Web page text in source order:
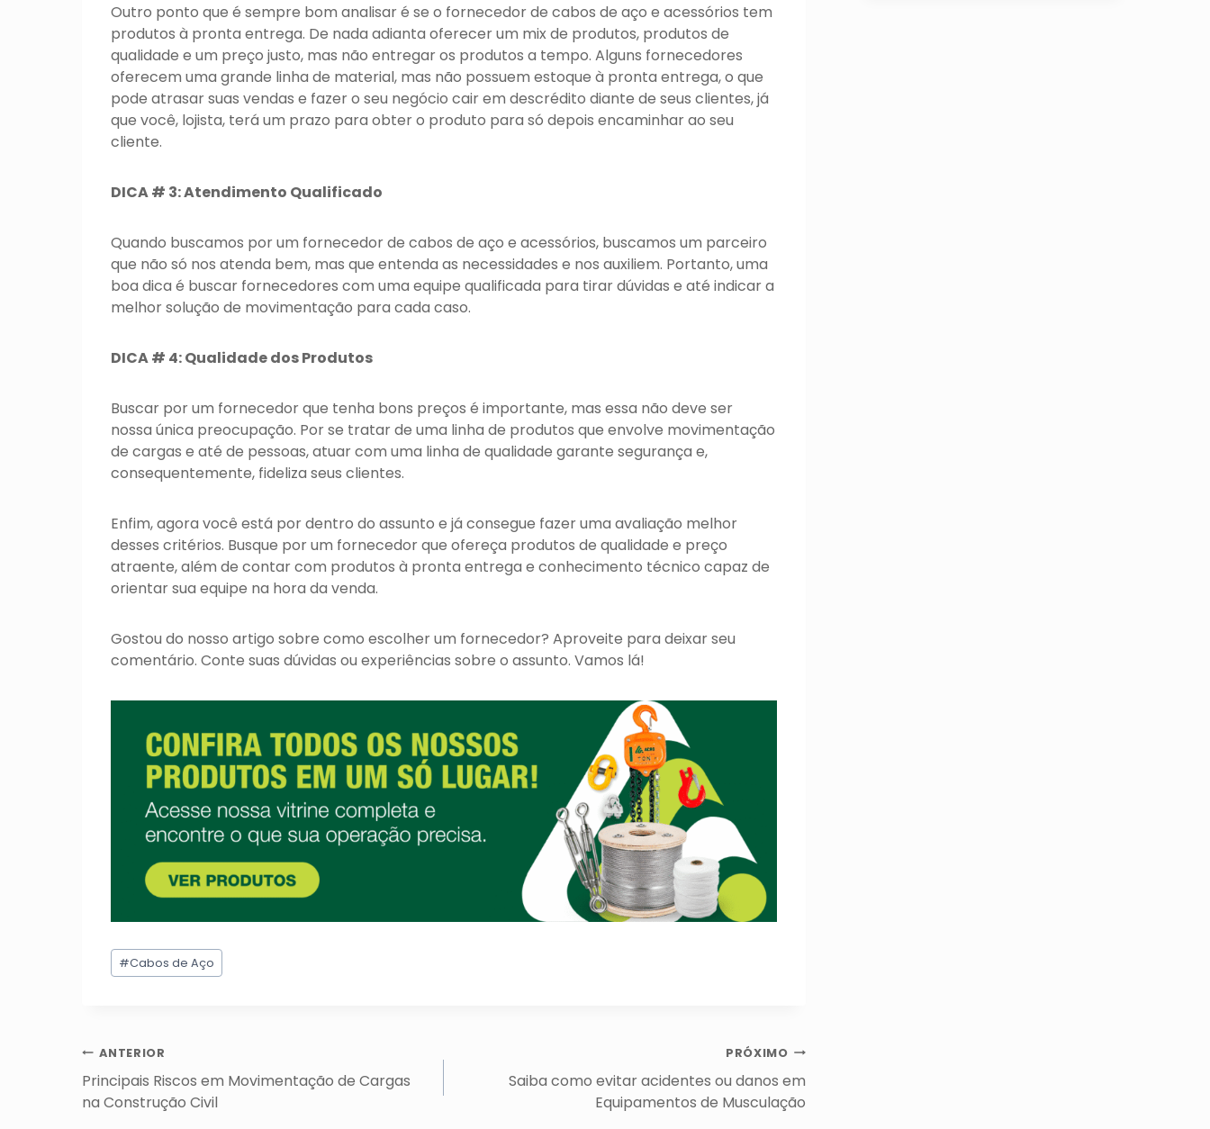
Outro ponto que é sempre bom analisar é se o fornecedor de cabos de aço e acessórios tem
produtos à pronta entrega. De nada adianta oferecer um mix de produtos, produtos de
qualidade e um preço justo, mas não entregar os produtos a tempo. Alguns fornecedores
oferecem uma grande linha de material, mas não possuem estoque à pronta entrega, o que
pode atrasar suas vendas e fazer o seu negócio cair em descrédito diante de seus clientes, já
que você, lojista, terá um prazo para obter o produto para só depois encaminhar ao seu
cliente.
DICA # 3: Atendimento Qualificado
Quando buscamos por um fornecedor de cabos de aço e acessórios, buscamos um parceiro
que não só nos atenda bem, mas que entenda as necessidades e nos auxiliem. Portanto, uma
boa dica é buscar fornecedores com uma equipe qualificada para tirar dúvidas e até indicar a
melhor solução de movimentação para cada caso.
DICA # 4: Qualidade dos Produtos
Buscar por um fornecedor que tenha bons preços é importante, mas essa não deve ser
nossa única preocupação. Por se tratar de uma linha de produtos que envolve movimentação
de cargas e até de pessoas, atuar com uma linha de qualidade garante segurança e,
consequentemente, fideliza seus clientes.
Enfim, agora você está por dentro do assunto e já consegue fazer uma avaliação melhor
desses critérios. Busque por um fornecedor que ofereça produtos de qualidade e preço
atraente, além de contar com produtos à pronta entrega e conhecimento técnico capaz de
orientar sua equipe na hora da venda.
Gostou do nosso artigo sobre como escolher um fornecedor? Aproveite para deixar seu
comentário. Conte suas dúvidas ou experiências sobre o assunto. Vamos lá!
Tags
do
#Cabos de Aço
Navegação
de
Post
ANTERIOR
Principais Riscos em Movimentação de Cargas
na Construção Civil
PRÓXIMO
Saiba como evitar acidentes ou danos em
Equipamentos de Musculação